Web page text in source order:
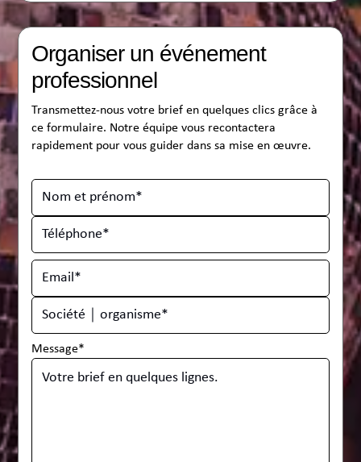
Organiser un événement
professionnel
Transmettez-nous votre brief en quelques clics grâce à
ce formulaire. Notre équipe vous recontactera
rapidement pour vous guider dans sa mise en œuvre.
Message*